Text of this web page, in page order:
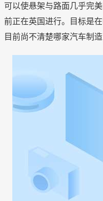
可以使悬架与路面几乎完
前正在英国进行。目标是
目前尚不清楚哪家汽车制